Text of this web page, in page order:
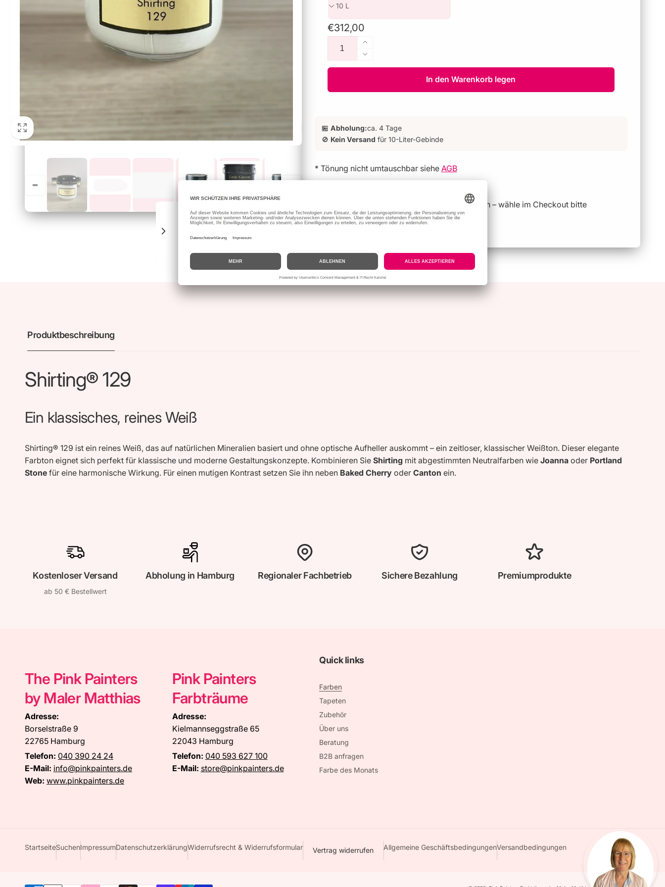
Normaler
Preis
€312,00
Erhöhe
die
Menge
Verringere
die
für
In den Warenkorb legen
🏪 Abholung:ca. 4 Tage
🚫 Kein Versand für 10-Liter-Gebinde
* Tönung nicht umtauschbar siehe AGB
10 L Gebinde sind vom Versand ausgeschlossen – wähle im Checkout bitte
„Abholung vor Ort“.
Little Greene
Rolling Fog® 143
Produktbeschreibung
Shirting® 129
Ein klassisches, reines Weiß
Shirting® 129 ist ein reines Weiß, das auf natürlichen Mineralien basiert und ohne optische Aufheller auskommt – ein zeitloser, klassischer Weißton. Dieser elegante
Farbton eignet sich perfekt für klassische und moderne Gestaltungskonzepte. Kombinieren Sie Shirting mit abgestimmten Neutralfarben wie Joanna oder Portland
Stone für eine harmonische Wirkung. Für einen mutigen Kontrast setzen Sie ihn neben Baked Cherry oder Canton ein.
Kostenloser Versand
ab 50 € Bestellwert
Abholung in Hamburg Regionaler Fachbetrieb Sichere Bezahlung Premiumprodukte
The Pink Painters
by Maler Matthias
Adresse:
Borselstraße 9
22765 Hamburg
Telefon: 040 390 24 24
E-Mail: info@pinkpainters.de
Web: www.pinkpainters.de
Pink Painters
Farbträume
Adresse:
Kielmannseggstraße 65
22043 Hamburg
Telefon: 040 593 627 100
E-Mail: store@pinkpainters.de
Quick links
Farben
Tapeten
Zubehör
Über uns
Beratung
B2B anfragen
Farbe des Monats
StartseiteSuchenImpressumDatenschutzerklärungWiderrufsrecht & Widerrufsformular Vertrag widerrufen Allgemeine GeschäftsbedingungenVersandbedingungen